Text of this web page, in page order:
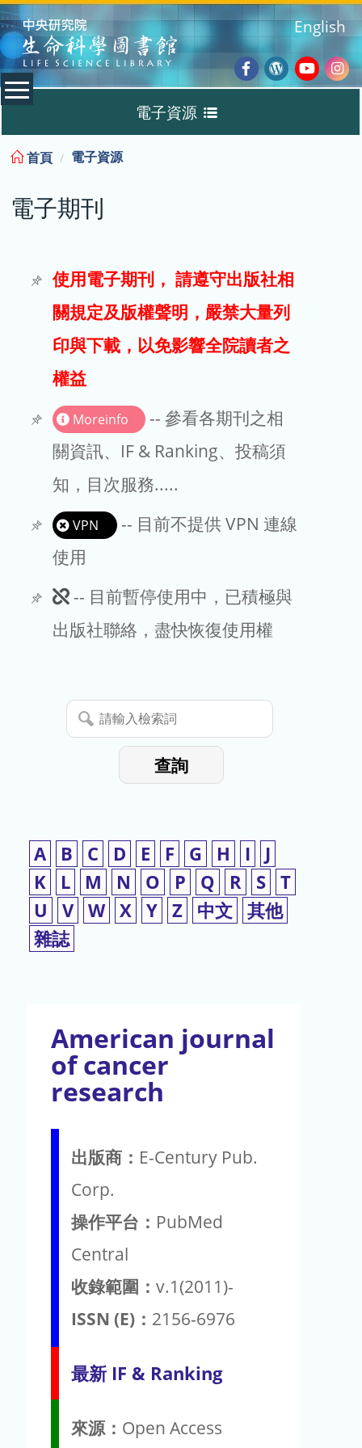
:::
Facebook
Wordpress
English
電子資源
電子期刊
試用
文章處理費
EndNote
首頁 電子資源
電子期刊
使用電子期刊， 請遵守出版社相
關規定及版權聲明，嚴禁大量列
印與下載，以免影響全院讀者之
權益
Moreinfo
-- 參看各期刊之相
關資訊、IF & Ranking、投稿須
知，目次服務.....
VPN
-- 目前不提供 VPN 連線
使用
此
期
暫
停
-- 目前暫停使用中，已積極與
出版社聯絡，盡快恢復使用權
請
輸
查詢
A B C D E F G H I
J
K
L M N O P Q R S T
U
V W X Y Z 中文 其他
雜誌
American journal
of cancer
research
出版商： E-Century Pub.
Corp.
操作平台： PubMed
Central
收錄範圍： v.1(2011)-
ISSN (E)： 2156-6976
最新 IF & Ranking
來源： Open Access